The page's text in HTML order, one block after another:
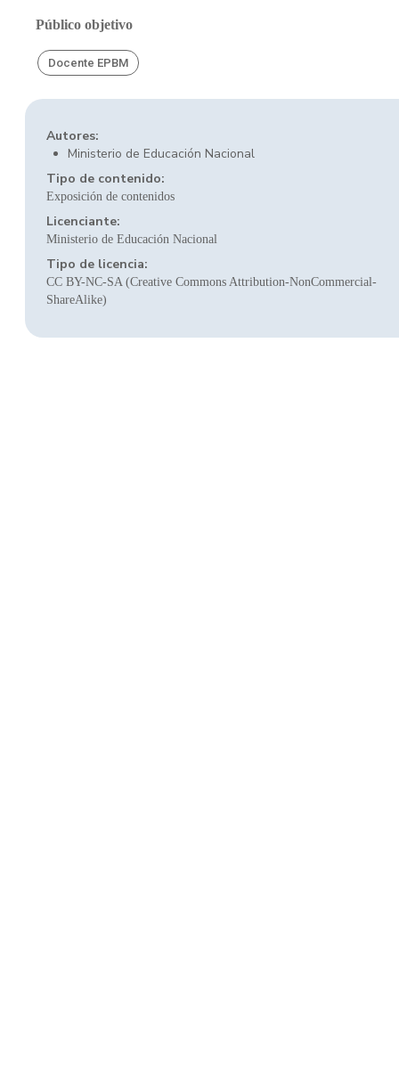
Público objetivo
Docente EPBM
Autores:
Ministerio de Educación Nacional
Tipo de contenido:
Exposición de contenidos
Licenciante:
Ministerio de Educación Nacional
Tipo de licencia:
CC BY-NC-SA (Creative Commons Attribution-NonCommercial-
ShareAlike)